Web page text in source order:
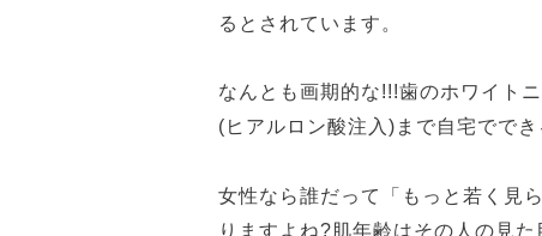
るとされています。
なんとも画期的な!!!歯のホワイト
(ヒアルロン酸注入)まで自宅でで
女性なら誰だって「もっと若く見
りますよね?肌年齢はその人の見